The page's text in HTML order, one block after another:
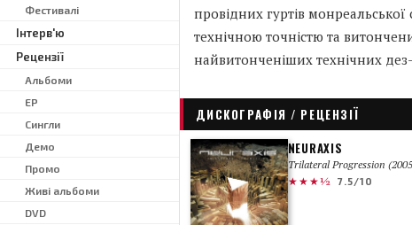
Фестивалі
Інтерв'ю
Рецензії
Альбоми
EP
Сингли
Демо
Промо
Живі альбоми
DVD
провідних гуртів
технічною точністю та
найвитонченіших технічних
ДИСКОГРАФІЯ / РЕЦЕНЗІЇ
NEURAXIS
Trilateral Progression
★★★½
7.5/10